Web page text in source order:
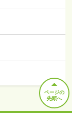
ページの
先頭へ